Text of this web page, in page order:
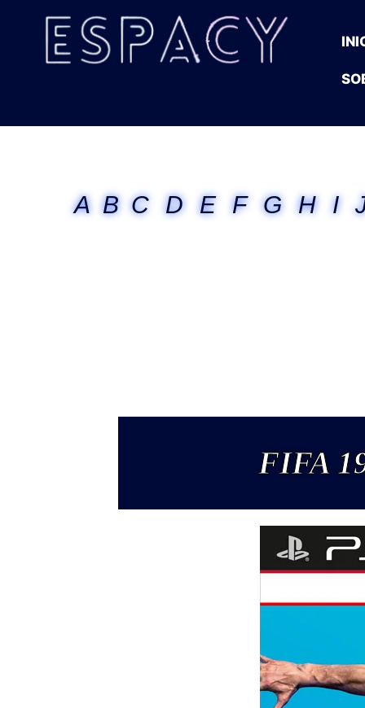
A B C D E F G H I
FIFA